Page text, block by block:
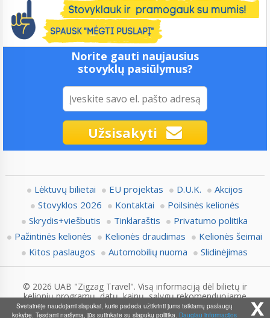
Norite gauti naujausius
stovyklų pasiūlymus?
Užsisakyti
Lėktuvų bilietai EU projektas D.U.K.
Akcijos
Stovyklos 2026
Kontaktai
Poilsinės kelionės
Skrydis+viešbutis
Tinklaraštis
Privatumo politika
Pažintinės kelionės
Kelionės draudimas
Kelionės šeimai
Kitos paslaugos
Automobilių nuoma Slidinėjimas
© 2026 UAB "Zigzag Travel". Visą informaciją dėl bilietų ir
kelionių programų, datų, kainų, sąlygų rekomenduojame
pasitikslinti su Zigzag.lt konsultantais.
x
Svetainėje naudojami slapukai, kurie padeda užtikrinti jums teikiamų paslaugų
kokybę. Tęsdami naršymą, jūs sutinkate su slapukų politika. Daugiau informacijos